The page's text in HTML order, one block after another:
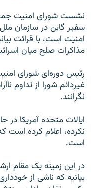
نشست شورای امنیت
سفیر گابن در سازمان
امنیت است، با قرائت
مذاکرات صلح میان
رئیس دوره‌ای شورای
غیردائم شورا از تداوم
نگرانند.
ایالات متحده آمریکا در
نکرده، اعلام کرده است
است.
در این زمینه یک مقام
بیانیه که ناشی از